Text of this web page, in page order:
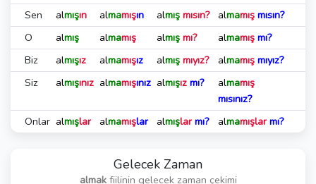
Sen
almışın almamışın almış mısın? almamış mısın?
O
almış almamış almış mı? almamış mı?
Biz
almışız almamışız almış mıyız? almamış mıyız?
Siz
almışınız almamışınız almışız mı? almamış
mısınız?
Onlar almışlar almamışlar almışlarmı? almamışlarmı?
Gelecek Zaman
almakfiilinin gelecek zaman çekimi